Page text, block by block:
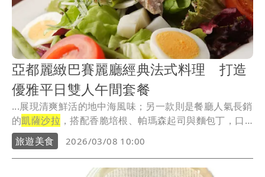
亞都麗緻巴賽麗廳經典法式料理 打造
優雅平日雙人午間套餐
...展現清爽鮮活的地中海風味；另一款則是餐廳人氣長銷
的凱薩沙拉 ，搭配香脆培根、帕瑪森起司與麵包丁，口
感濃...
旅遊美食 2026/03/08 10:00